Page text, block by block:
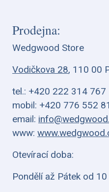
Prodejna:
Wedgwood Store
Vodičkova 28, 110 00
tel.: +420 222 314 767
mobil: +420 776 552
email:
www:
Otevírací doba:
Pondělí až Pátek od